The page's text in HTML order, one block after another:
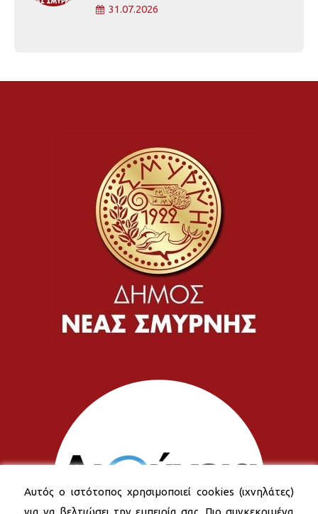
31.07.2026
Αυτός ο ιστότοπος χρησιμοποιεί cookies (ιχνηλάτες)
για να βελτιώσει την εμπειρία σας. Πιο συγκεκριμένα